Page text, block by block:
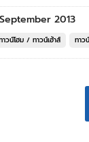
2013
าวน์โฮม / ทาวน์เฮ้าส์ ทาว